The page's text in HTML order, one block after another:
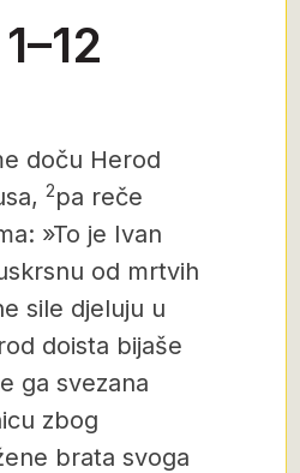
doču Herod
2pa reče
»To je Ivan
od mrtvih
sile djeluju u
doista bijaše
ga svezana
zbog
brata svoga